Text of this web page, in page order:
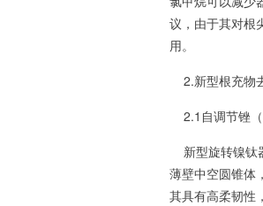
议，由于其对根
用。
2.新型根充物
2.1自调节锉（
新型旋转镍钛
薄壁中空圆锥体
其具有高柔韧性